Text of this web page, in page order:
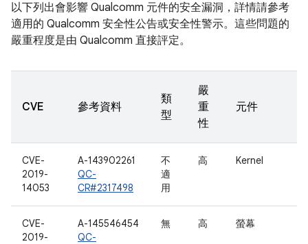
以下列出會影響 Qualcomm 元件的安全漏洞，詳情請參考
適用的 Qualcomm 安全性公告或安全性警示。這些問題的
嚴重程度是由 Qualcomm 直接評定。
CVE 參考資料
類
型
嚴
重
性
元件
CVE-
2019-
14053
A-143902261
QC-
CR#2317498
不
適
用
高 Kernel
CVE-
2019-
A-145546454
QC-
無 高 螢幕